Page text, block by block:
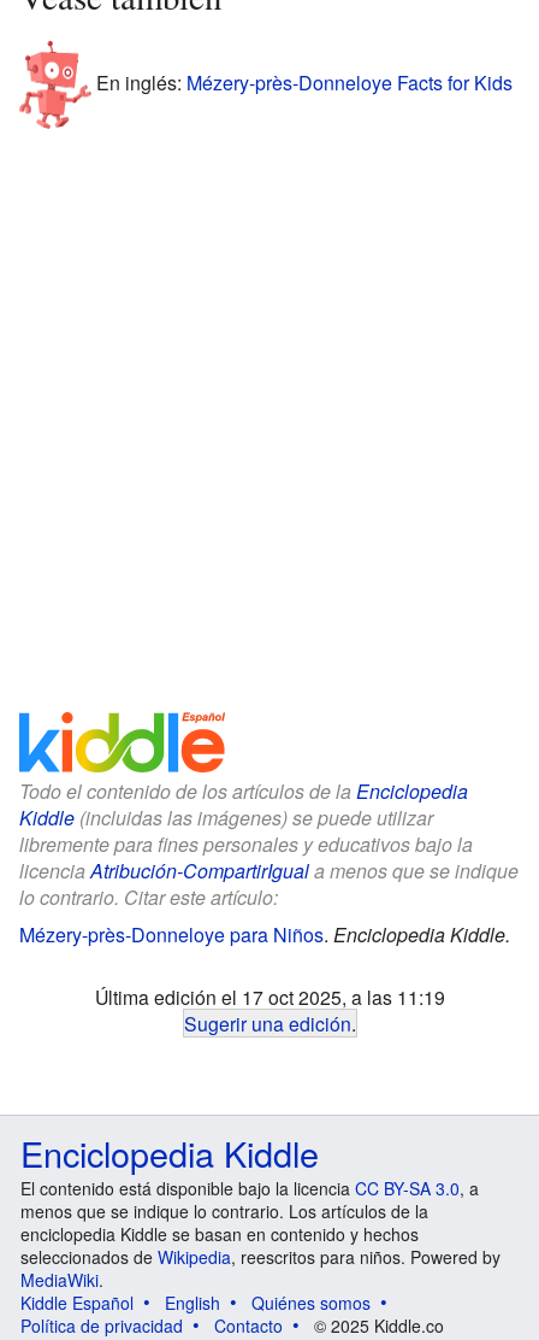
En inglés: Mézery-près-Donneloye Facts for Kids
Todo el contenido de los artículos de la Enciclopedia
Kiddle (incluidas las imágenes) se puede utilizar
libremente para fines personales y educativos bajo la
licenciaAtribución-CompartirIguala menos que se indique
lo contrario. Citar este artículo:
Mézery-près-Donneloye para Niños. Enciclopedia Kiddle.
Última edición el 17 oct 2025, a las 11:19
Sugerir una edición.
Enciclopedia Kiddle
El contenido está disponible bajo la licencia CC BY-SA 3.0, a
menos que se indique lo contrario. Los artículos de la
enciclopedia Kiddle se basan en contenido y hechos
seleccionados de Wikipedia, reescritos para niños. Powered by
MediaWiki.
Kiddle Español
English
Quiénes somos
Política de privacidad
Contacto © 2025 Kiddle.co